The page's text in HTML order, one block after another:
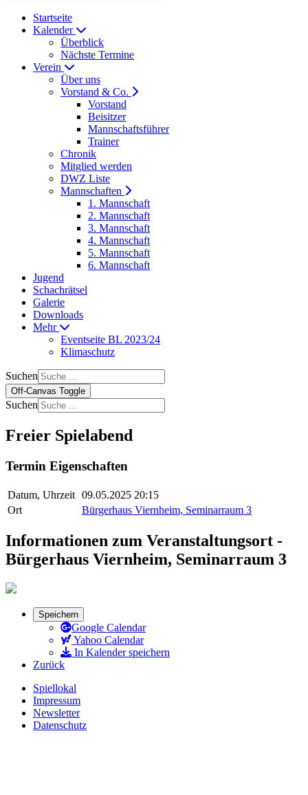
Startseite
Kalender
Überblick
Nächste Termine
Verein
Über uns
Vorstand & Co.
Vorstand
Beisitzer
Mannschaftsführer
Trainer
Chronik
Mitglied werden
DWZ Liste
Mannschaften
1. Mannschaft
2. Mannschaft
3. Mannschaft
4. Mannschaft
5. Mannschaft
6. Mannschaft
Jugend
Schachrätsel
Galerie
Downloads
Mehr
Eventseite BL 2023/24
Klimaschutz
Suchen
Off-Canvas Toggle
Suchen
Freier Spielabend
Termin Eigenschaften
Datum, Uhrzeit 09.05.2025 20:15
Ort
Bürgerhaus Viernheim, Seminarraum 3
Informationen zum Veranstaltungsort -
Bürgerhaus Viernheim, Seminarraum 3
Speichern
Google Calendar
Yahoo Calendar
In Kalender speichern
Zurück
Spiellokal
Impressum
Newsletter
Datenschutz